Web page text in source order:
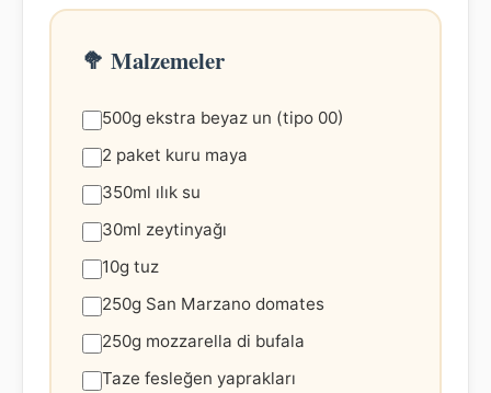
🥦 Malzemeler
500g ekstra beyaz un (tipo 00)
2 paket kuru maya
350ml ılık su
30ml zeytinyağı
10g tuz
250g San Marzano domates
250g mozzarella di bufala
Taze fesleğen yaprakları